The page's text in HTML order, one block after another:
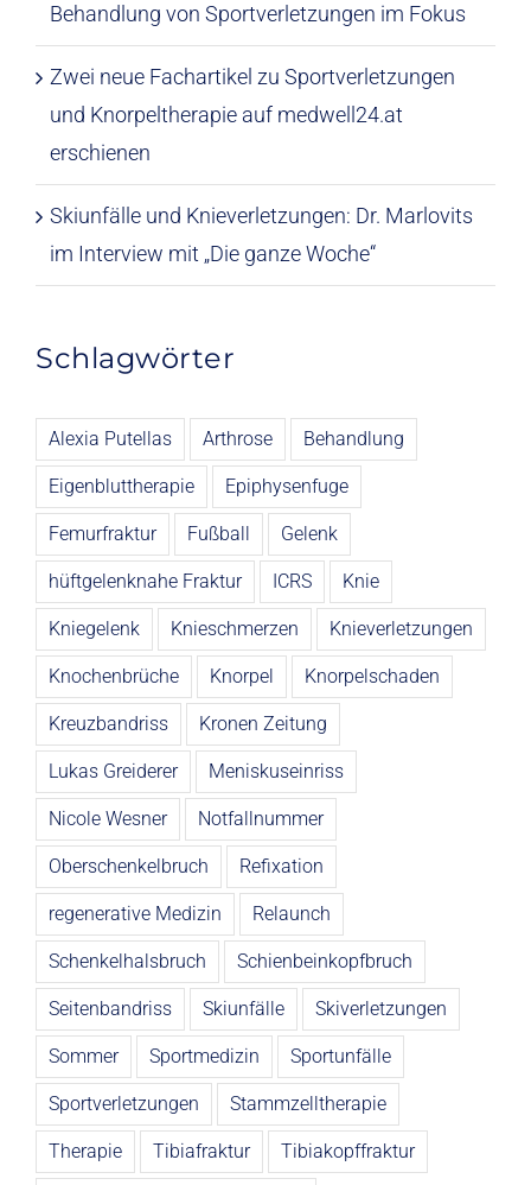
Behandlung von Sportverletzungen im Fokus
Zwei neue Fachartikel zu Sportverletzungen
und Knorpeltherapie auf medwell24.at
erschienen
Skiunfälle und Knieverletzungen: Dr. Marlovits
im Interview mit „Die ganze Woche“
Schlagwörter
Alexia Putellas Arthrose Behandlung
Eigenbluttherapie Epiphysenfuge
Femurfraktur Fußball Gelenk
hüftgelenknahe Fraktur ICRS Knie
Kniegelenk Knieschmerzen Knieverletzungen
Knochenbrüche Knorpel Knorpelschaden
Kreuzbandriss Kronen Zeitung
Lukas Greiderer Meniskuseinriss
Nicole Wesner Notfallnummer
Oberschenkelbruch Refixation
regenerative Medizin Relaunch
Schenkelhalsbruch Schienbeinkopfbruch
Seitenbandriss Skiunfälle Skiverletzungen
Sommer Sportmedizin Sportunfälle
Sportverletzungen Stammzelltherapie
Therapie Tibiafraktur Tibiakopffraktur